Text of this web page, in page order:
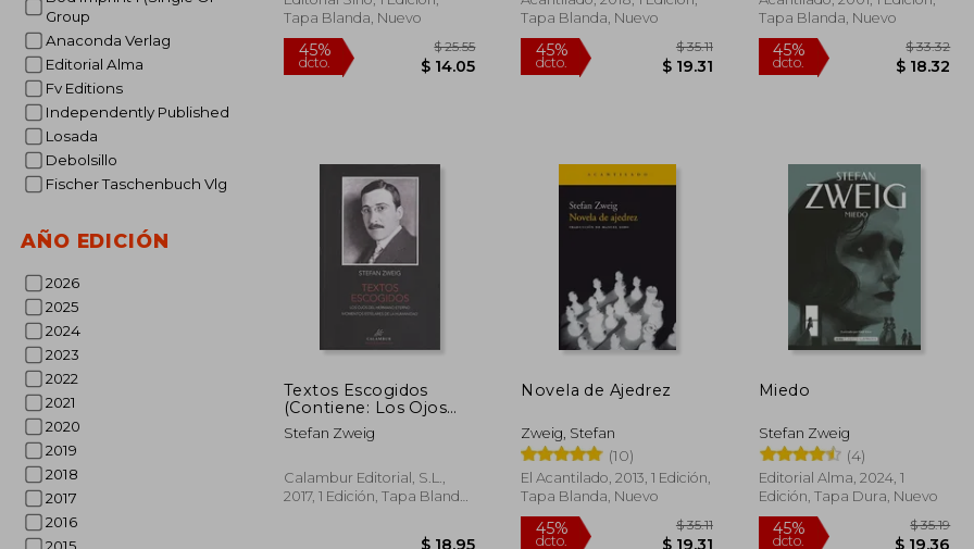
Group
Anaconda Verlag
Editorial Alma
Fv Editions
Independently Published
Losada
Debolsillo
Fischer Taschenbuch Vlg
AÑO EDICIÓN
2026
2025
2024
2023
2022
2021
2020
2019
2018
2017
2016
Tapa Blanda, Nuevo
45%
dcto. $ 14.05
Tapa Blanda, Nuevo
45%
dcto. $ 19.31
Tapa Blanda, Nuevo
Textos Escogidos
(Contiene: Los Ojos
del Hermano Eterno;
Momentos Estelares
Stefan Zweig
Calambur Editorial, S.L.,
2017, 1 Edición, Tapa Blanda,
Novela de Ajedrez
Zweig, Stefan
(10)
El Acantilado, 2013, 1 Edición,
Tapa Blanda, Nuevo
Miedo
Stefan Zweig
(4)
Editorial Alma, 2024, 1
Edición, Tapa Dura, Nuevo